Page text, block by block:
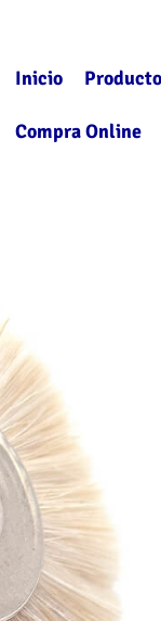
Inicio
Compra Online